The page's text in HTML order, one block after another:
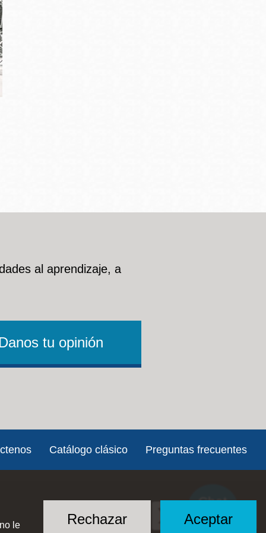
le Aceptar
Rechazar
Chat
with US
al aprendizaje, a
tu opinión
Catálogo clásico Preguntas frecuentes
Social